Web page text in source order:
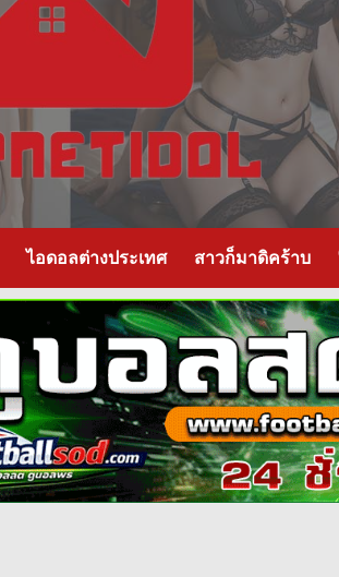
ไอดอลต่างประเทศ สาวก็มาดิคร้าบ